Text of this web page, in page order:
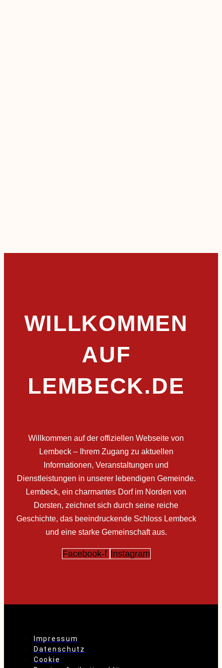
WILLKOMMEN
AUF
LEMBECK.DE
Willkommen auf der offiziellen Webseite von
Lembeck – Ihrem Zugang zu aktuellen
Informationen, Veranstaltungen und
Dienstleistungen in unserer lebendigen Gemeinde.
Lembeck, ein charmantes Dorf im Norden von
Dorsten, zeichnet sich durch seine reiche
Geschichte, das beeindruckende Schloss Lembeck
und eine starke Gemeinschaft aus.
Facebook-f Instagram
Impressum
Datenschutz
Cookie